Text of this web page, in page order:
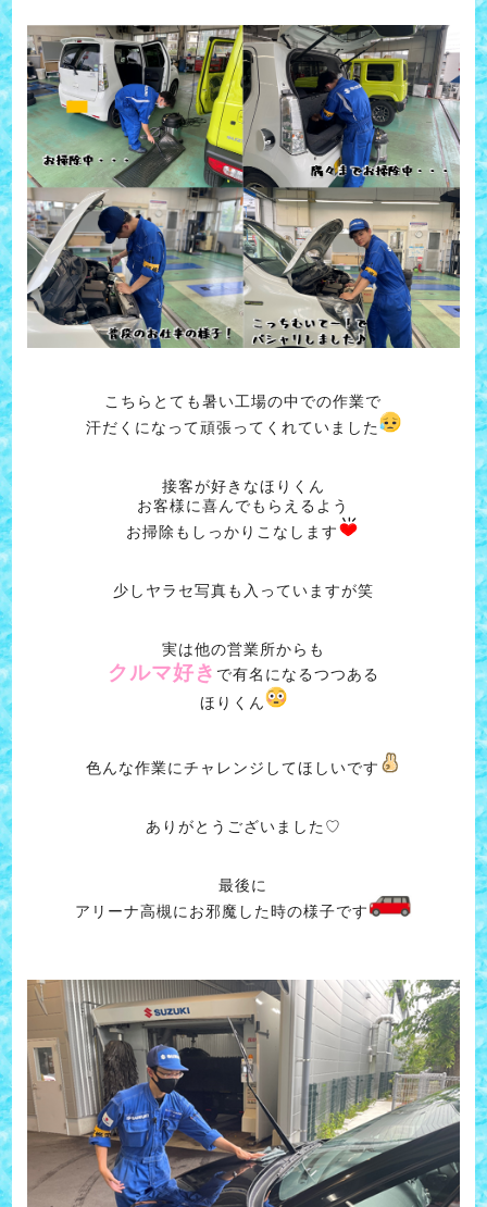
こちらとても暑い工場の中での作業で
汗だくになって頑張ってくれていました
接客が好きなほりくん
お客様に喜んでもらえるよう
お掃除もしっかりこなします
少しヤラセ写真も入っていますが笑
実は他の営業所からも
クルマ好き で有名になるつつある
ほりくん
色んな作業にチャレンジしてほしいです
ありがとうございました♡
最後に
アリーナ高槻にお邪魔した時の様子です